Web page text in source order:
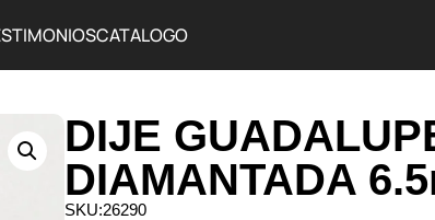
CATALOGO
DIJE
DIAMANTADA
SKU:26290